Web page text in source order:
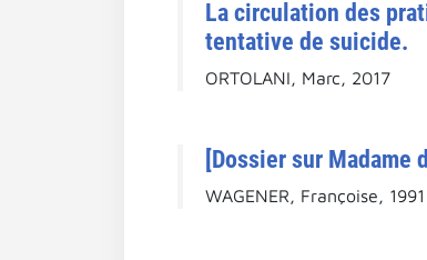
La circulation des
tentative de suicide.
ORTOLANI, Marc, 2017
[Dossier sur
WAGENER, Françoise, 1991